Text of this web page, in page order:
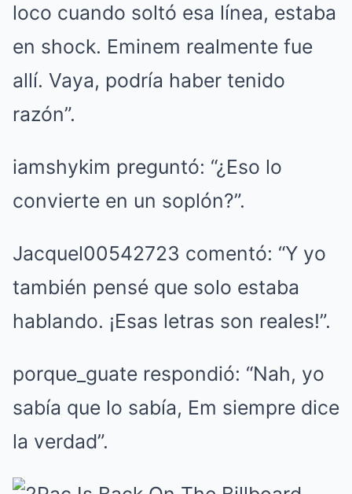
loco cuando soltó esa línea, estaba
en shock. Eminem realmente fue
allí. Vaya, podría haber tenido
razón”.
iamshykim preguntó: “¿Eso lo
convierte en un soplón?”.
Jacquel00542723 comentó: “Y yo
también pensé que solo estaba
hablando. ¡Esas letras son reales!”.
porque_guate respondió: “Nah, yo
sabía que lo sabía, Em siempre dice
la verdad”.